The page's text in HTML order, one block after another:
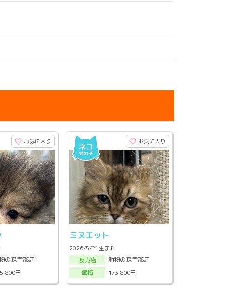
お気に入り
の森宇部店
円
お気に入り
ミヌエット
2026/5/21生まれ
販売店
動物の森宇部店
価格
173,800円